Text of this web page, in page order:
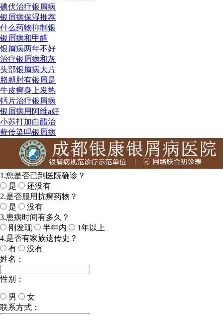
碘伏治疗银屑病
银屑病保湿推荐
什么药物抑制银
银屑病和甲醛
银屑病两年不好
治疗银屑病和灰
头部银屑病大片
胳膊肘有银屑是
牛皮癣身上发热
钙片治疗银屑病
银屑病用阿维a好
小苏打加白醋治
藓传染吗银屑病
1.您是否已到医院确诊？
是
还没有
2.是否服用抗癣药物？
是
没有
3.患病时间有多久？
刚发现
半年内
1年以上
4.是否有家族遗传史？
有
没有
姓名：
性别：
男
女
今天日期：
联系方式：